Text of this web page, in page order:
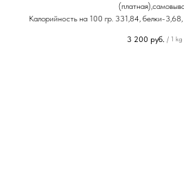
Калорийность на 100 гр. 331,84, белки-
3 200 руб. / 1 kg